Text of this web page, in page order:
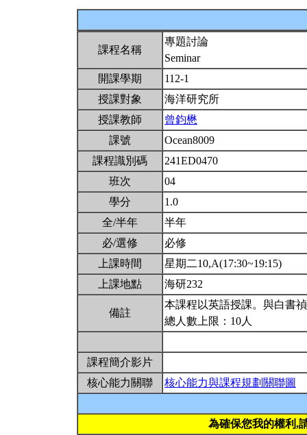
課程名稱
專題討論
Seminar
開課學期
112-1
授課對象
海洋研究所
授課教師
曾鈞懋
課號
Ocean8009
課程識別碼
241ED0470
班次
04
學分
1.0
全/半年
半年
必/選修
必修
上課時間
星期二10,A(17:30~19:15)
上課地點
海研232
備註
本課程以英語授課。與白書
總人數上限：10人
課程簡介影片
核心能力關聯
核心能力與課程規劃關聯圖
為確保您我的權利,